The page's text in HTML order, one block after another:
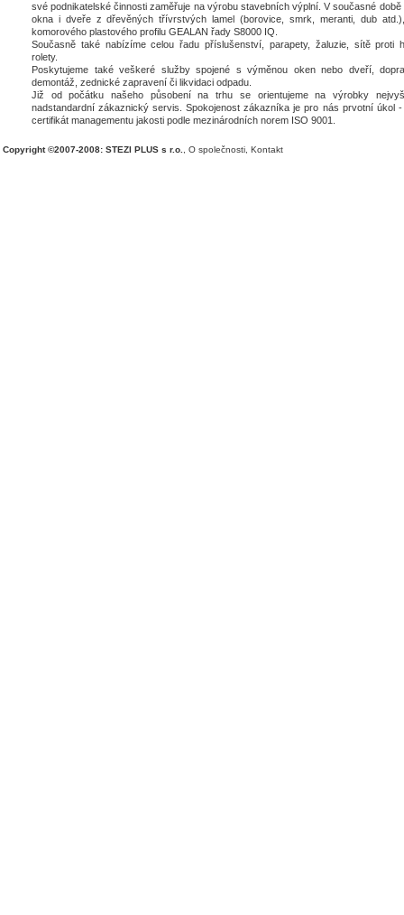
své podnikatelské činnosti zaměřuje na výrobu stavebních výplní. V současné
okna i dveře z dřevěných třívrstvých lamel (borovice, smrk, meranti, dub
komorového plastového profilu GEALAN řady S8000 IQ.
Současně také nabízíme celou řadu příslušenství, parapety, žaluzie, sítě proti
rolety.
Poskytujeme také veškeré služby spojené s výměnou oken nebo dveří,
demontáž, zednické zapravení či likvidaci odpadu.
Již od počátku našeho působení na trhu se orientujeme na výrobky
nadstandardní zákaznický servis. Spokojenost zákazníka je pro nás prvotní úkol
certifikát managementu jakosti podle mezinárodních norem ISO 9001.
Copyright ©2007-2008: STEZI PLUS s r.o. O společnosti Kontakt